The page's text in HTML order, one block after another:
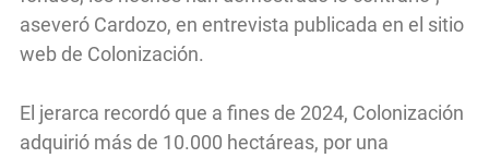
aseveró Cardozo, en entrevista publicada en el sitio
web de Colonización.
El jerarca recordó que a fines de 2024, Colonización
adquirió más de 10.000 hectáreas, por una